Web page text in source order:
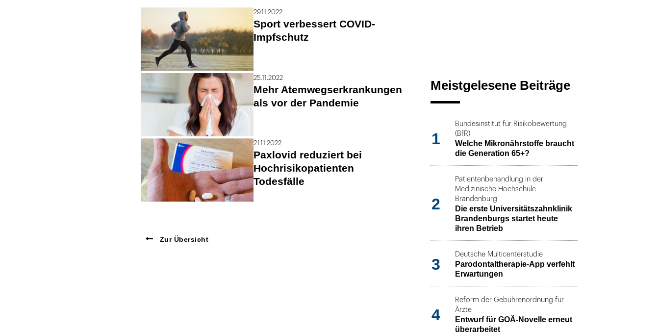
29.11.2022
Sport verbessert COVID-
Impfschutz
25.11.2022
Mehr Atemwegserkrankungen
als vor der Pandemie
21.11.2022
Paxlovid reduziert bei
Hochrisikopatienten
Todesfälle
Zur Übersicht
Meistgelesene Beiträge
1
Bundesinstitut für Risikobewertung
(BfR)
Welche Mikronährstoffe braucht
die Generation 65+?
2
Patientenbehandlung in der
Medizinische Hochschule
Brandenburg
Die erste Universitätszahnklinik
Brandenburgs startet heute
ihren Betrieb
3
Deutsche Multicenterstudie
Parodontaltherapie-App verfehlt
Erwartungen
4
Reform der Gebührenordnung für
Ärzte
Entwurf für GOÄ-Novelle erneut
überarbeitet